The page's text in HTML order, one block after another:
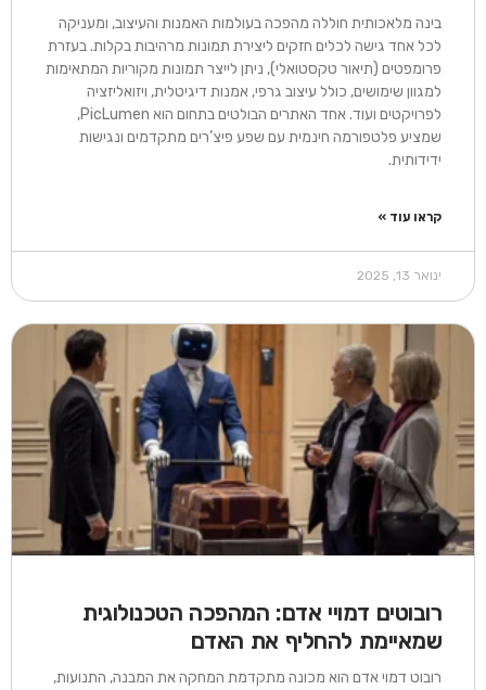
בינה מלאכותית חוללה מהפכה בעולמות האמנות והעיצוב, ומעניקה
לכל אחד גישה לכלים חזקים ליצירת תמונות מרהיבות בקלות. בעזרת
פרומפטים (תיאור טקסטואלי), ניתן לייצר תמונות מקוריות המתאימות
למגוון שימושים, כולל עיצוב גרפי, אמנות דיגיטלית, ויזואליזציה
לפרויקטים ועוד. אחד האתרים הבולטים בתחום הוא PicLumen,
שמציע פלטפורמה חינמית עם שפע פיצ’רים מתקדמים ונגישות
ידידותית.
קראו עוד »
ינואר 13, 2025
רובוטים דמויי אדם: המהפכה הטכנולוגית
שמאיימת להחליף את האדם
רובוט דמוי אדם הוא מכונה מתקדמת המחקה את המבנה, התנועות,